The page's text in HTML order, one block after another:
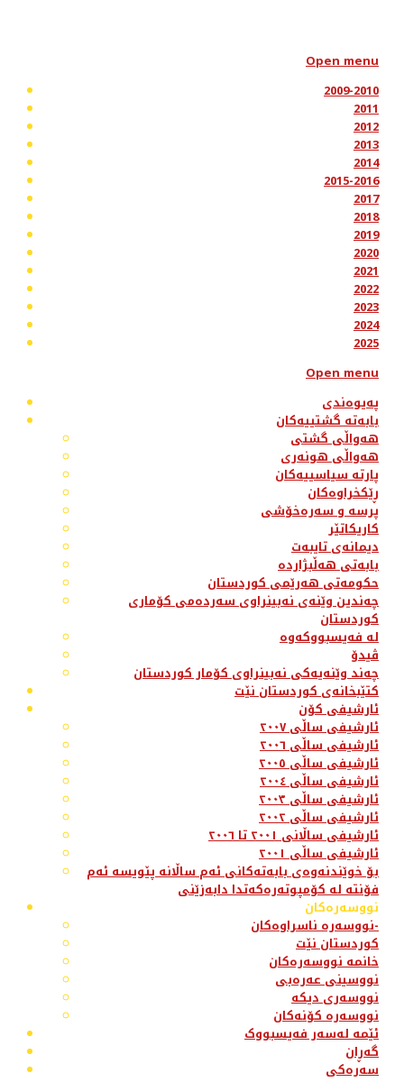
Open menu
2009-2010
2011
2012
2013
2014
2015-2016
2017
2018
2019
2020
2021
2022
2023
2024
2025
Open menu
پەیوەندی
بابەتە گشتییەکان
هەواڵی گشتی
هەواڵی هونەری
پارتە سیاسییەکان
ڕێکخراوەکان
پرسە و سەرەخۆشی
کاریکاتێر
دیمانەی تایبەت
بابەتی هەڵبژاردە
حکومەتی هەرێمی کوردستان
چەندین وێنەی نەبینراوی سەردەمی کۆماری
کوردستان
لە فەیسبووکەوە
ڤیدۆ
چەند وێنەیەکی نەبینراوی کۆمار کوردستان
کتێبخانەی کوردستان نێت
ئارشیفی کۆن
ئارشیفی ساڵی ٢٠٠٧
ئارشیفی ساڵی ٢٠٠٦
ئارشیفی ساڵی ٢٠٠٥
ئارشیفی ساڵی ٢٠٠٤
ئارشیفی ساڵی ٢٠٠٣
ئارشیفی ساڵی ٢٠٠٢
ئارشیفی ساڵانی ٢٠٠١ تا ٢٠٠٦
ئارشیفی ساڵی ٢٠٠١
بۆ خوێندنەوەی بابەتەکانی ئەم ساڵانە پێویسە ئەم
فۆنتە لە کۆمپوتەرەکەتدا دابەزێنی
نووسەرەکان
نووسەرە ناسراوەکان-
کوردستان نێت
خانمە نووسەرەکان
نووسینی عەرەبی
نووسەری دیکە
نووسەرە کۆنەکان
ئێمە لەسەر فەیسبووک
گەڕان
سەرەکی